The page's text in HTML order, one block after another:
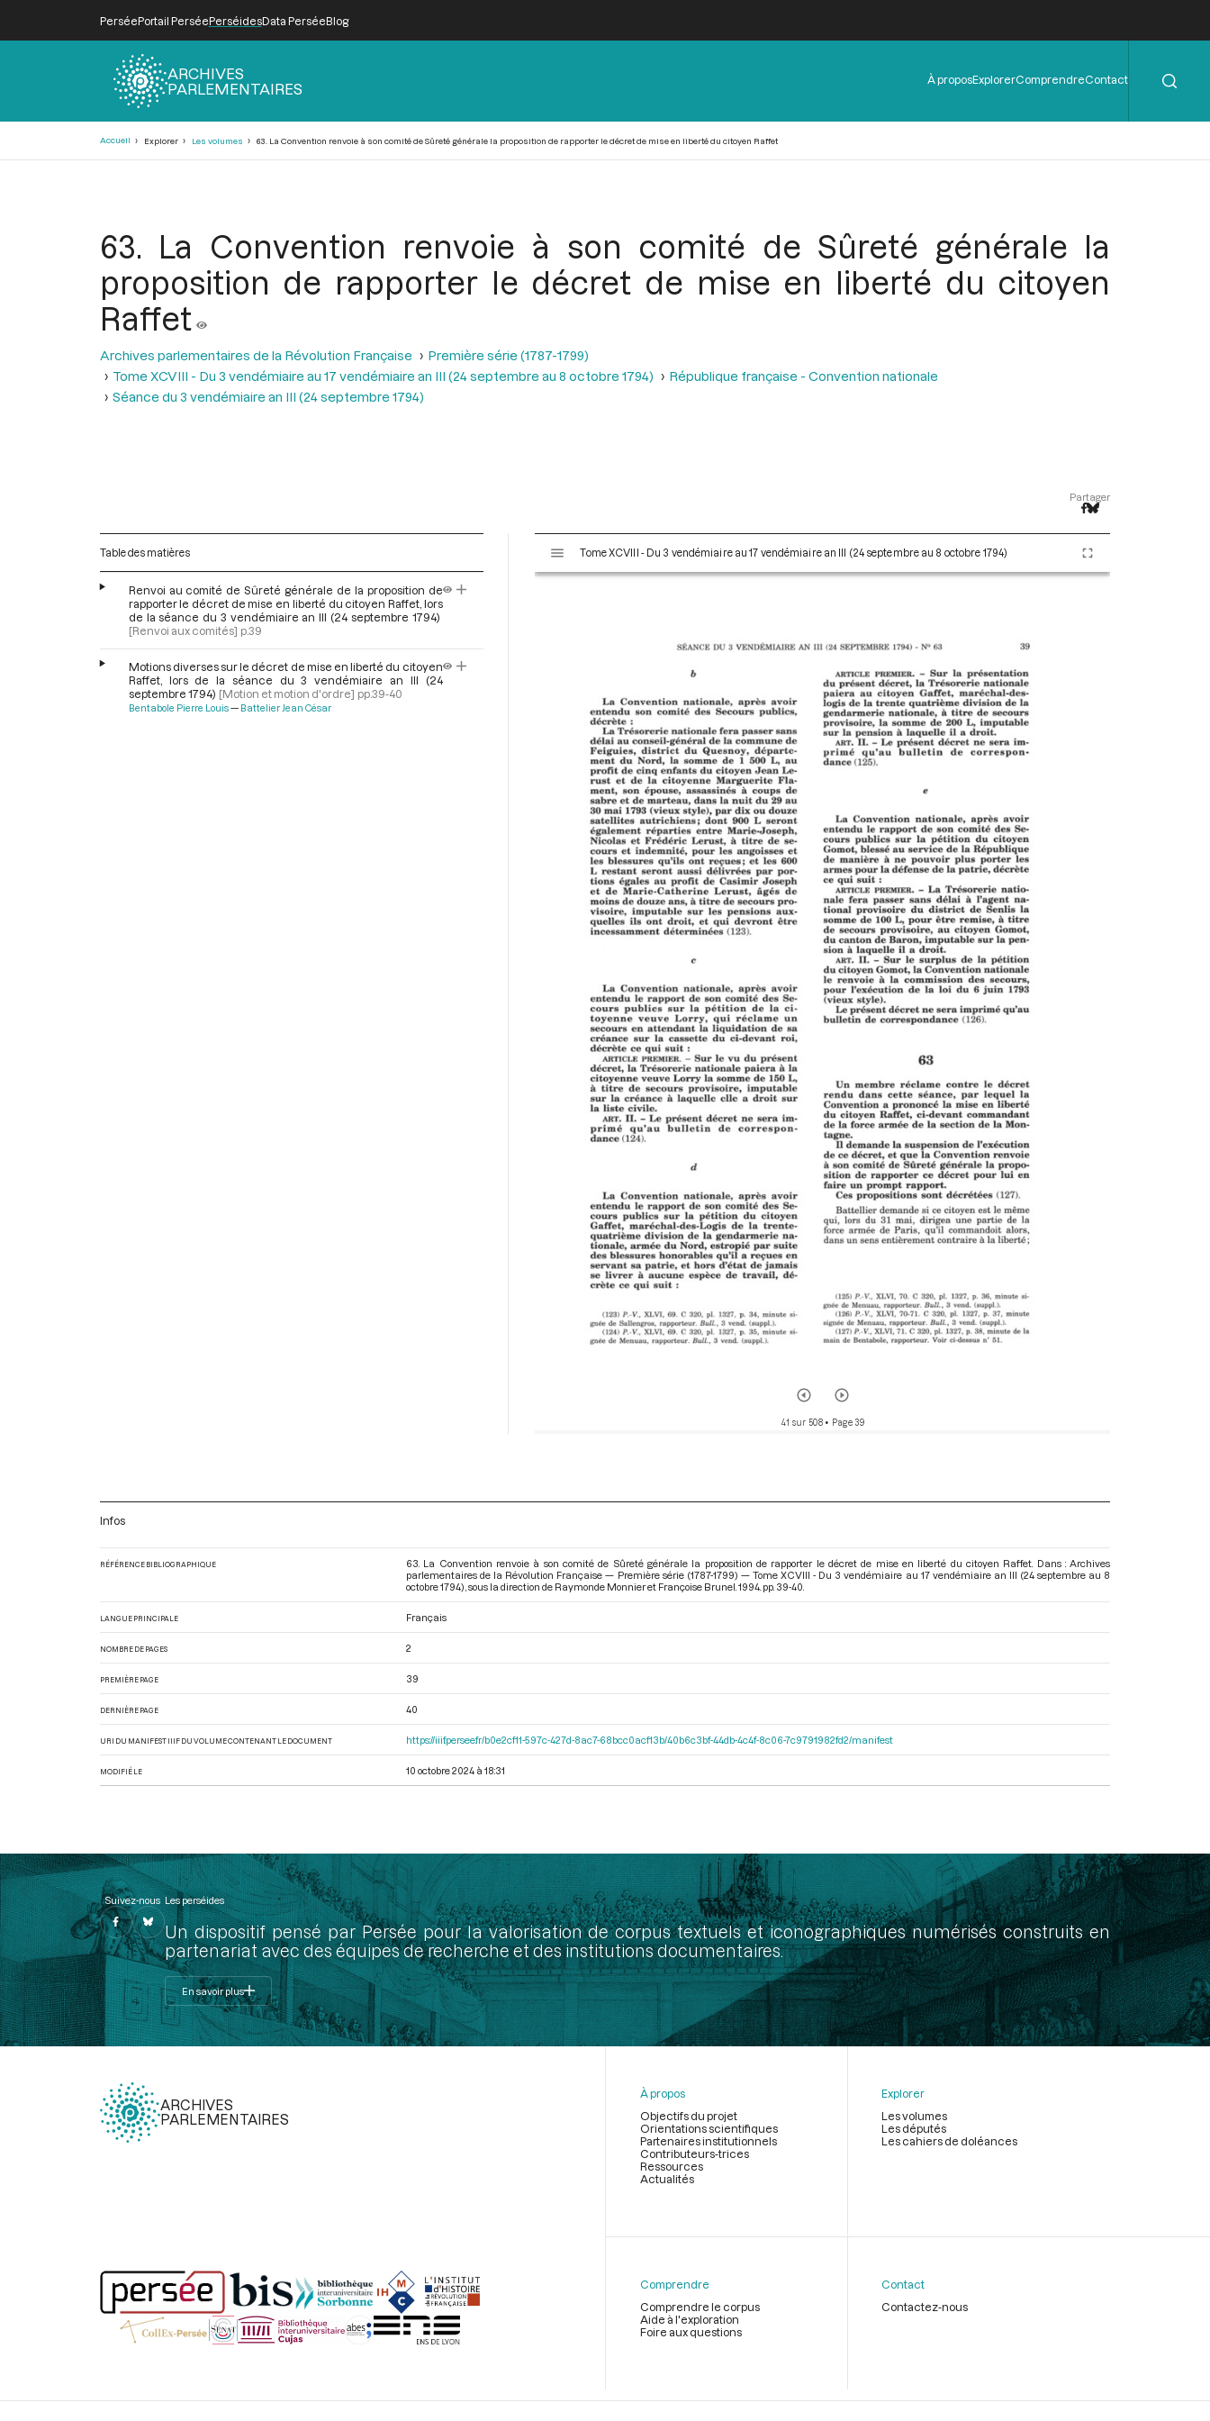
PerséePortail PerséePerséidesData PerséeBlog
ARCHIVES
PARLEMENTAIRES
Menu
de
À proposExplorerComprendreContact
Accueil Explorer Les volumes 63. La Convention renvoie à son comité de Sûreté générale la proposition de rapporter le décret de mise en liberté du citoyen Raffet
63. La Convention renvoie à son comité de Sûreté générale la
proposition de rapporter le décret de mise en liberté du citoyen
Raffet
Archives parlementaires de la Révolution Française
Première série (1787-1799)
Tome XCVIII - Du 3 vendémiaire au 17 vendémiaire an III (24 septembre au 8 octobre 1794)
République française - Convention nationale
Séance du 3 vendémiaire an III (24 septembre 1794)
Partager
Table des matières
Renvoi au comité de Sûreté générale de la proposition de
rapporter le décret de mise en liberté du citoyen Raffet, lors
de la séance du 3 vendémiaire an III (24 septembre 1794)
[Renvoi aux comités] p.39
Motions diverses sur le décret de mise en liberté du citoyen
Raffet, lors de la séance du 3 vendémiaire an III (24
septembre 1794) [Motion et motion d'ordre] pp.39-40
Bentabole Pierre Louis Battelier Jean César
s
Tome XCVIII - Du 3 vendémiaire au 17 vendémiaire an III (24 septembre au 8 octobre 1794)
41 sur 508• Page 39
Infos
RÉFÉRENCE BIBLIOGRAPHIQUE
63. La Convention renvoie à son comité de Sûreté générale la proposition de rapporter le décret de mise en liberté du citoyen Raffet. Dans : Archives
parlementaires de la Révolution Française — Première série (1787-1799) — Tome XCVIII - Du 3 vendémiaire au 17 vendémiaire an III (24 septembre au 8
octobre 1794) , sous la direction de Raymonde Monnier et Françoise Brunel. 1994. pp. 39-40.
LANGUE PRINCIPALE Français
NOMBRE DE PAGES 2
PREMIÈRE PAGE 39
DERNIÈRE PAGE 40
URI DU MANIFEST IIIF DU VOLUME CONTENANT LE DOCUMENT https://iiif.persee.fr/b0e2cf11-597c-427d-8ac7-68bcc0acf13b/40b6c3bf-44db-4c4f-8c06-7c9791982fd2/manifest
MODIFIÉ LE 10 octobre 2024 à 18:31
Suivez-nous Les perséides
Un dispositif pensé par Persée pour la valorisation de corpus textuels et iconographiques numérisés construits en
partenariat avec des équipes de recherche et des institutions documentaires.
En savoir plus
ARCHIVES
PARLEMENTAIRES
page
À propos
Objectifs du projet
Orientations scientifiques
Partenaires institutionnels
Contributeurs-trices
Ressources
Actualités
Explorer
Les volumes
Les députés
Les cahiers de doléances
Comprendre
Comprendre le corpus
Aide à l'exploration
Foire aux questions
Contact
Contactez-nous
Légal